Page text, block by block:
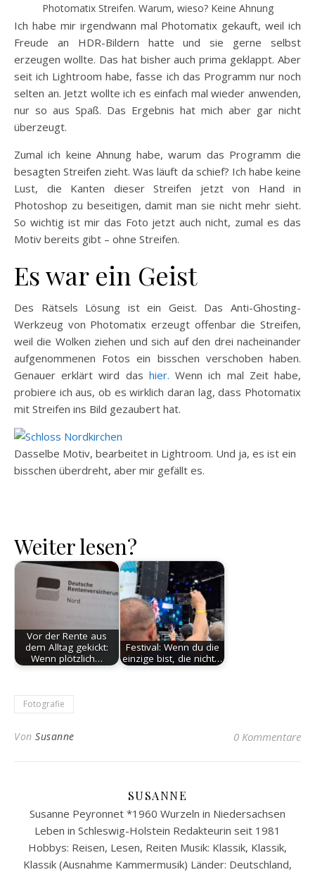
Photomatix Streifen. Warum, wieso? Keine Ahnung
Ich habe mir irgendwann mal Photomatix gekauft, weil ich
Freude an HDR-Bildern hatte und sie gerne selbst
erzeugen wollte. Das hat bisher auch prima geklappt. Aber
seit ich Lightroom habe, fasse ich das Programm nur noch
selten an. Jetzt wollte ich es einfach mal wieder anwenden,
nur so aus Spaß. Das Ergebnis hat mich aber gar nicht
überzeugt.
Zumal ich keine Ahnung habe, warum das Programm die
besagten Streifen zieht. Was läuft da schief? Ich habe keine
Lust, die Kanten dieser Streifen jetzt von Hand in
Photoshop zu beseitigen, damit man sie nicht mehr sieht.
So wichtig ist mir das Foto jetzt auch nicht, zumal es das
Motiv bereits gibt – ohne Streifen.
Es war ein Geist
Des Rätsels Lösung ist ein Geist. Das Anti-Ghosting-
Werkzeug von Photomatix erzeugt offenbar die Streifen,
weil die Wolken ziehen und sich auf den drei nacheinander
aufgenommenen Fotos ein bisschen verschoben haben.
Genauer erklärt wird das hier. Wenn ich mal Zeit habe,
probiere ich aus, ob es wirklich daran lag, dass Photomatix
mit Streifen ins Bild gezaubert hat.
Dasselbe Motiv, bearbeitet in Lightroom. Und ja, es ist ein
bisschen überdreht, aber mir gefällt es.
Weiter lesen?
Vor der Rente aus
dem Alltag gekickt:
Wenn plötzlich…
Festival: Wenn du die
einzige bist, die nicht…
Fotografie
Von Susanne 0 Kommentare
SUSANNE
Susanne Peyronnet *1960 Wurzeln in Niedersachsen
Leben in Schleswig-Holstein Redakteurin seit 1981
Hobbys: Reisen, Lesen, Reiten Musik: Klassik, Klassik,
Klassik (Ausnahme Kammermusik) Länder: Deutschland,